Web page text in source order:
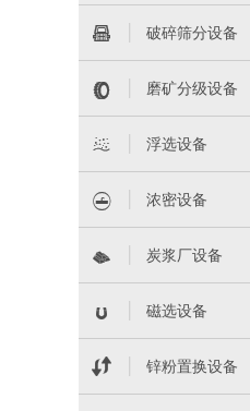
 破碎筛分设备
 磨矿分级设备
 浮选设备
 浓密设备
 炭浆厂设备
 磁选设备
 锌粉置换设备